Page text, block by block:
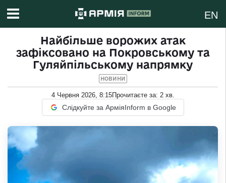
EN
Найбільше ворожих атак
зафіксовано на Покровському та
Гуляйпільському напрямку
НОВИНИ
4 Червня 2026, 8:15Прочитаєте за: 2 хв.
Слідкуйте за АрміяInform в Google